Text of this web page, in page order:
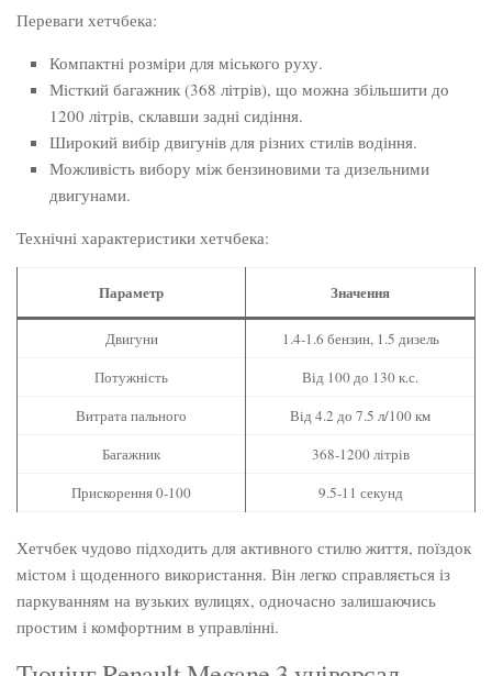
Переваги хетчбека:
Компактні розміри для міського руху.
Місткий багажник (368 літрів), що можна збільшити до
1200 літрів, склавши задні сидіння.
Широкий вибір двигунів для різних стилів водіння.
Можливість вибору між бензиновими та дизельними
двигунами.
Технічні характеристики хетчбека:
Параметр Значення
Двигуни
1.4-1.6 бензин, 1.5 дизель
Потужність
Від 100 до 130 к.с.
Витрата пального
Від 4.2 до 7.5 л/100 км
Багажник
368-1200 літрів
Прискорення 0-100
9.5-11 секунд
Хетчбек чудово підходить для активного стилю життя, поїздок
містом і щоденного використання. Він легко справляється із
паркуванням на вузьких вулицях, одночасно залишаючись
простим і комфортним в управлінні.